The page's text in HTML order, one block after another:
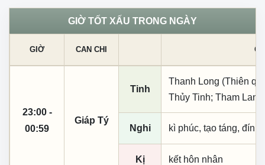
GIỜ TỐT XẤU TRONG NGÀY
GIỜ CAN CHI
23:00 -
00:59
Giáp Tý
Tinh
Thanh Long (Thiên
Thủy Tinh; Tham
Nghi kì phúc, tạo táng, đính
Kị kết hôn nhân